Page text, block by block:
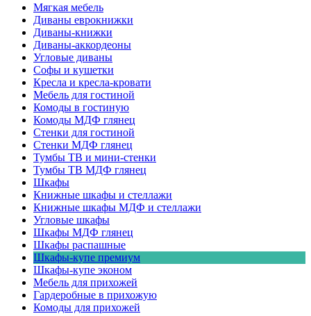
Мягкая мебель
Диваны еврокнижки
Диваны-книжки
Диваны-аккордеоны
Угловые диваны
Софы и кушетки
Кресла и кресла-кровати
Мебель для гостиной
Комоды в гостиную
Комоды МДФ глянец
Стенки для гостиной
Стенки МДФ глянец
Тумбы ТВ и мини-стенки
Тумбы ТВ МДФ глянец
Шкафы
Книжные шкафы и стеллажи
Книжные шкафы МДФ и стеллажи
Угловые шкафы
Шкафы МДФ глянец
Шкафы распашные
Шкафы-купе премиум
Шкафы-купе эконом
Мебель для прихожей
Гардеробные в прихожую
Комоды для прихожей